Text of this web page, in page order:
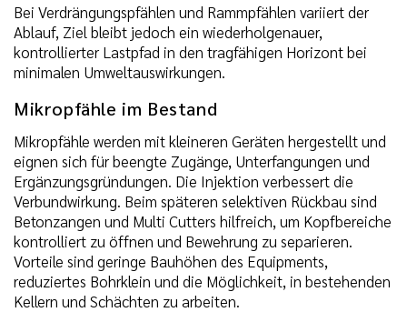
Bei Verdrängungspfählen und Rammpfählen variiert der
Ablauf, Ziel bleibt jedoch ein wiederholgenauer,
kontrollierter Lastpfad in den tragfähigen Horizont bei
minimalen Umweltauswirkungen.
Mikropfähle im Bestand
Mikropfähle werden mit kleineren Geräten hergestellt und
eignen sich für beengte Zugänge, Unterfangungen und
Ergänzungsgründungen. Die Injektion verbessert die
Verbundwirkung. Beim späteren selektiven Rückbau sind
Betonzangen und Multi Cutters hilfreich, um Kopfbereiche
kontrolliert zu öffnen und Bewehrung zu separieren.
Vorteile sind geringe Bauhöhen des Equipments,
reduziertes Bohrklein und die Möglichkeit, in bestehenden
Kellern und Schächten zu arbeiten.